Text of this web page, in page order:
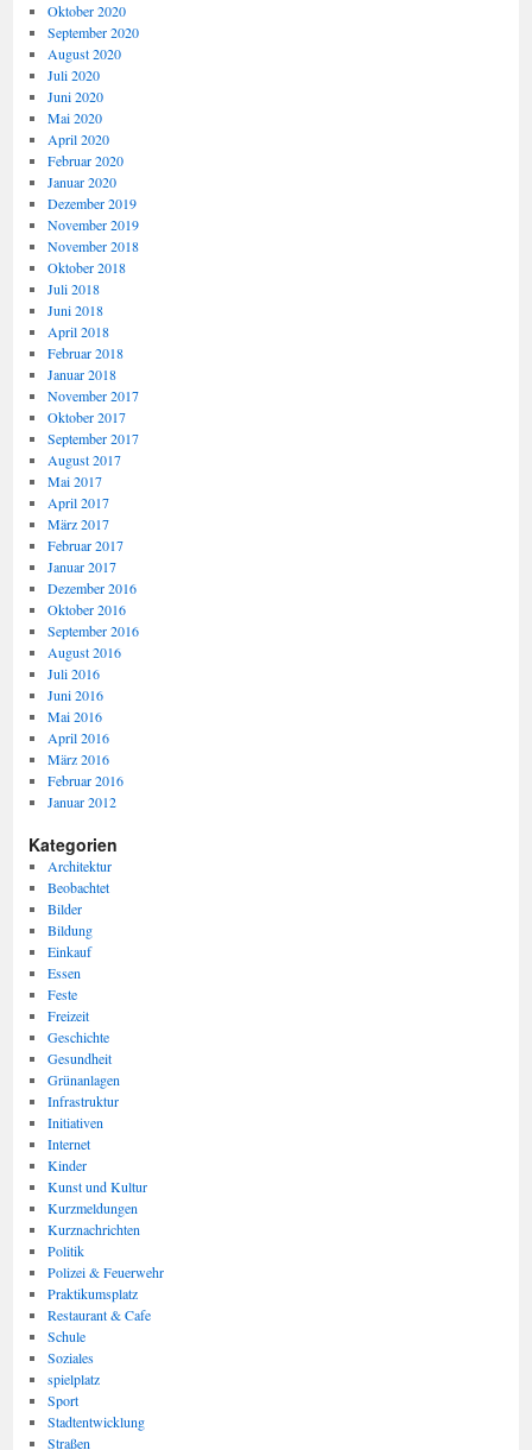
Oktober 2020
September 2020
August 2020
Juli 2020
Juni 2020
Mai 2020
April 2020
Februar 2020
Januar 2020
Dezember 2019
November 2019
November 2018
Oktober 2018
Juli 2018
Juni 2018
April 2018
Februar 2018
Januar 2018
November 2017
Oktober 2017
September 2017
August 2017
Mai 2017
April 2017
März 2017
Februar 2017
Januar 2017
Dezember 2016
Oktober 2016
September 2016
August 2016
Juli 2016
Juni 2016
Mai 2016
April 2016
März 2016
Februar 2016
Januar 2012
Kategorien
Architektur
Beobachtet
Bilder
Bildung
Einkauf
Essen
Feste
Freizeit
Geschichte
Gesundheit
Grünanlagen
Infrastruktur
Initiativen
Internet
Kinder
Kunst und Kultur
Kurzmeldungen
Kurznachrichten
Politik
Polizei & Feuerwehr
Praktikumsplatz
Restaurant & Cafe
Schule
Soziales
spielplatz
Sport
Stadtentwicklung
Straßen